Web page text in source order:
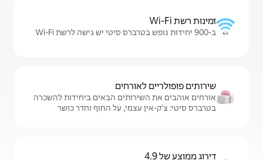
הבאים ביחידות להשכרה
עצמי, על החוף וחדר כושר